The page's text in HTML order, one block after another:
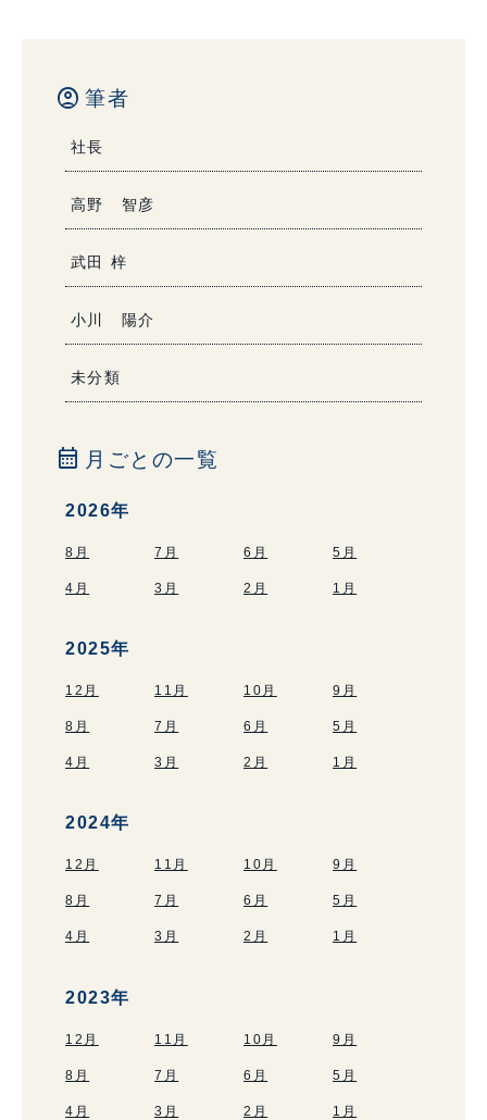
account_circle 筆者
社長
高野 智彦
武田 梓
小川 陽介
未分類
calendar_month 月ごとの一覧
2026年
8月 7月 6月 5月
4月 3月 2月 1月
2025年
12月 11月 10月 9月
8月 7月 6月 5月
4月 3月 2月 1月
2024年
12月 11月 10月 9月
8月 7月 6月 5月
4月 3月 2月 1月
2023年
12月 11月 10月 9月
8月 7月 6月 5月
4月 3月 2月 1月